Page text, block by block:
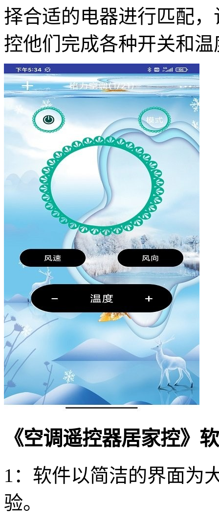
择合适的电器进行匹配
控他们完成各种开关和
《空调遥控器居家控》
1：软件以简洁的界面为
验。